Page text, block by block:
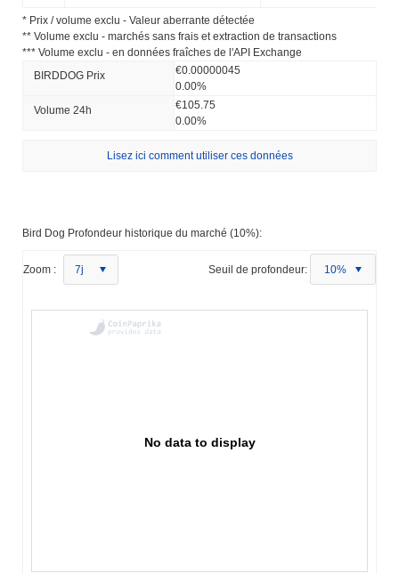
* Prix ​​/ volume exclu - Valeur aberrante détectée
** Volume exclu - marchés sans frais et extraction de transactions
*** Volume exclu - en données fraîches de l'API Exchange
BIRDDOG Prix ​​
€0.00000045
0.00%
Volume 24h
€105.75
0.00%
Lisez ici comment utiliser ces données
Bird Dog Profondeur historique du marché (10%):
Zoom : 7j Seuil de profondeur: 10%
No data to display